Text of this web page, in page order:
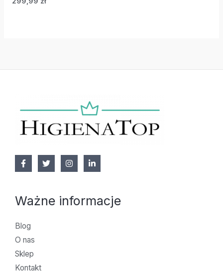
Ważne informacje
Blog
O nas
Sklep
Kontakt